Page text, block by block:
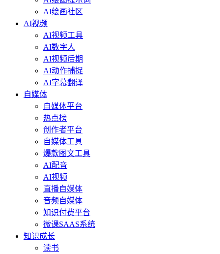
AI绘画社区
AI视频
AI视频工具
AI数字人
AI视频后期
AI动作捕捉
AI字幕翻译
自媒体
自媒体平台
热点榜
创作者平台
自媒体工具
爆款图文工具
AI配音
AI视频
直播自媒体
音频自媒体
知识付费平台
微课SAAS系统
知识成长
读书